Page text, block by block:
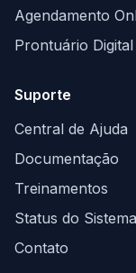
Agendamento
Prontuário Digital
Suporte
Central de Ajuda
Documentação
Treinamentos
Status do Sistema
Contato